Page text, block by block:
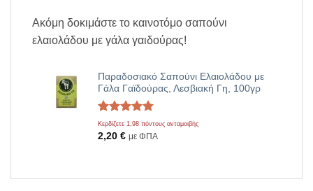
Ακόμη δοκιμάστε το καινοτόμο σαπούνι
ελαιολάδου με γάλα γαιδούρας!
Παραδοσιακό Σαπούνι Ελαιολάδου με
Γάλα Γαϊδούρας, Λεσβιακή Γη, 100γρ
Βαθμολογήθηκε
με5.00
από 5 με
2
πελάτη
Κερδίζετε 1,98 πόντους ανταμοιβής
2,20 € με ΦΠΑ